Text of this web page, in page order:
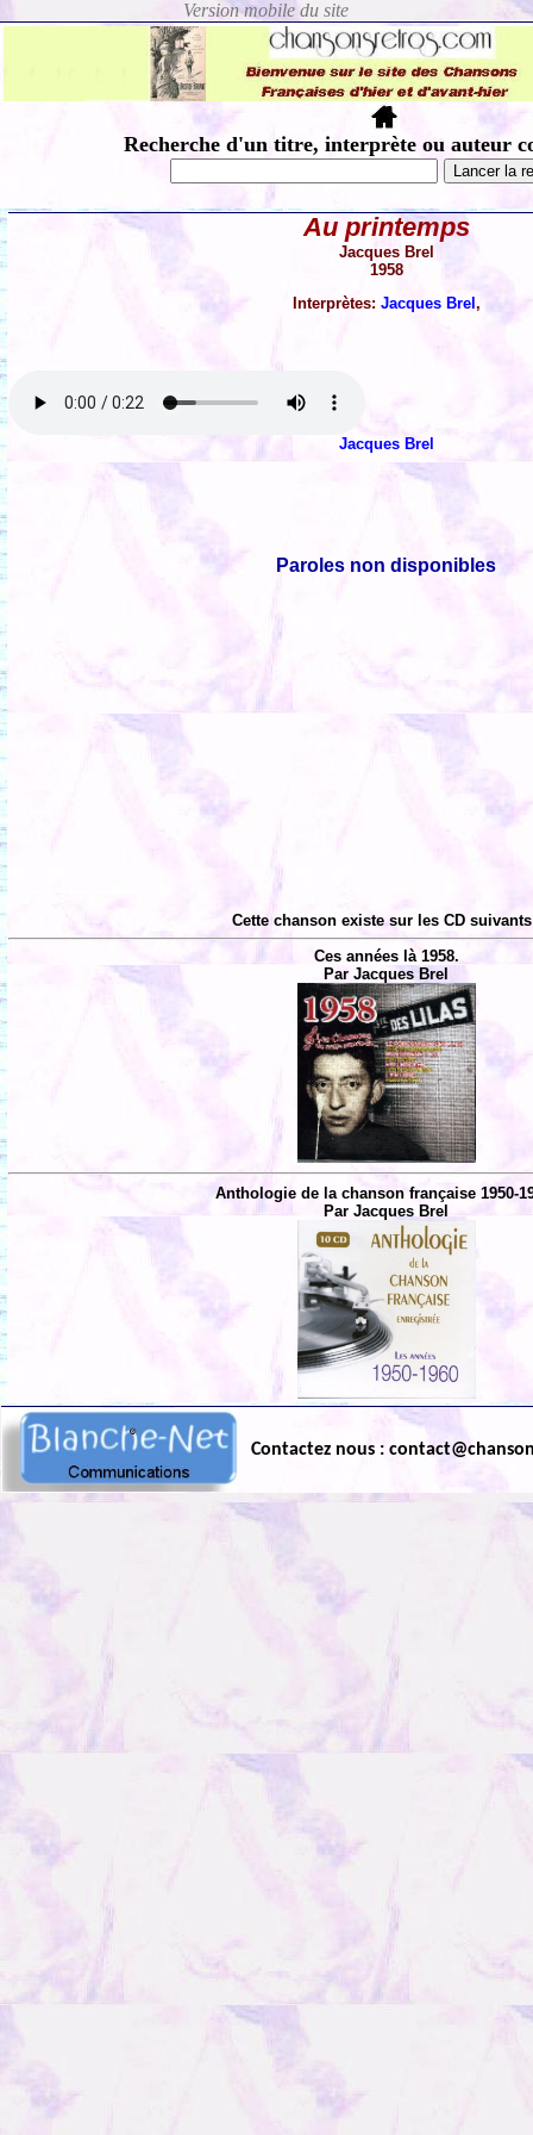
Recherche d'un titre, interprète ou auteur
Au printemps
Jacques Brel
1958
Interprètes: Jacques Brel ,
Jacques Brel
Paroles non disponibles
Cette chanson existe sur les CD
Ces années là 1958.
Par Jacques Brel
Anthologie de la chanson française 1950-
Par Jacques Brel
Contactez nous :